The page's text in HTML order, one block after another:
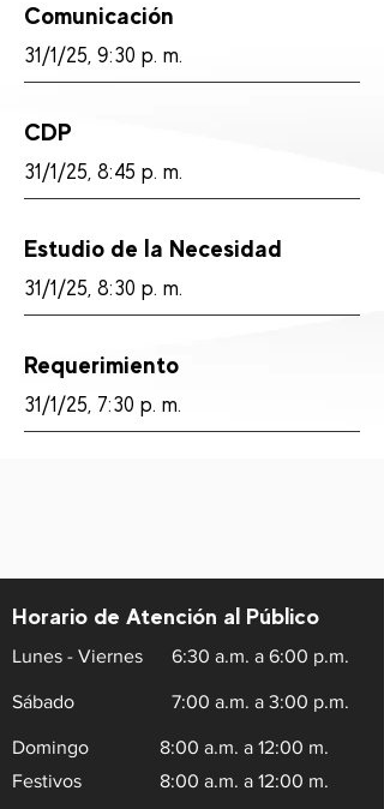
Comunicación
31/1/25, 9:30 p. m.
CDP
31/1/25, 8:45 p. m.
Estudio de la Necesidad
31/1/25, 8:30 p. m.
Requerimiento
31/1/25, 7:30 p. m.
Horario de Atención al Público
Lunes - Viernes 6:30 a.m. a 6:00 p.m.
Sábado 7:00 a.m. a 3:00 p.m.
Domingo
Festivos
8:00 a.m. a 12:00 m.
8:00 a.m. a 12:00 m.